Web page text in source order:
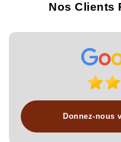
Nos Clients
Donnez-nous